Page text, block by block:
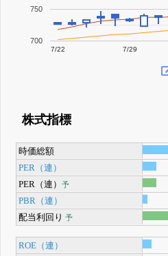
7/22 7/29
700
750
株式指標
時価総額
PER（連）
PER（連）予
PBR（連）
配当利回り 予
ROE（連）